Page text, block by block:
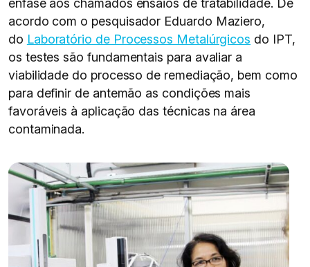
ênfase aos chamados ensaios de tratabilidade. De
acordo com o pesquisador Eduardo Maziero,
do Laboratório de Processos Metalúrgicos do IPT,
os testes são fundamentais para avaliar a
viabilidade do processo de remediação, bem como
para definir de antemão as condições mais
favoráveis à aplicação das técnicas na área
contaminada.